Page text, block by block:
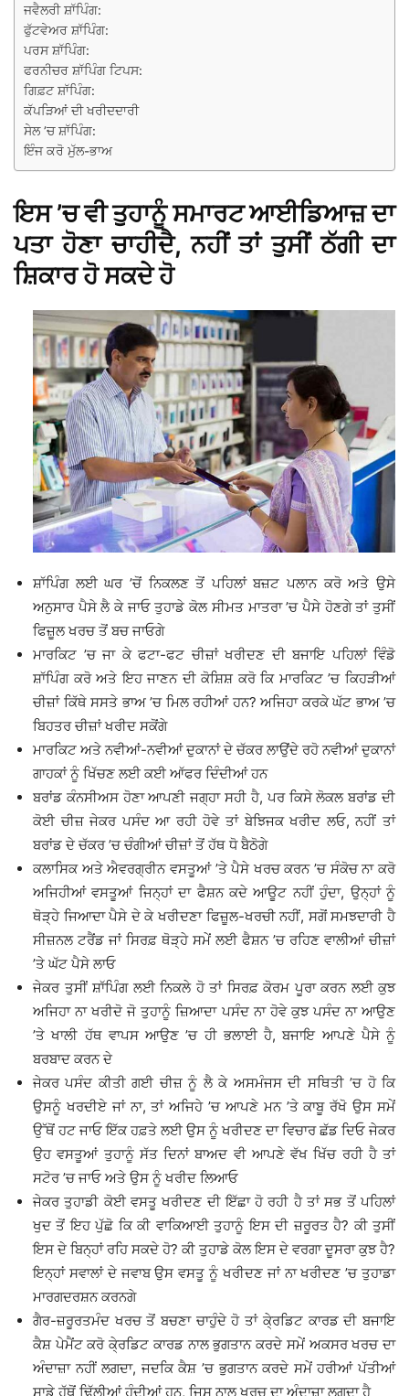
ਜਵੈਲਰੀ ਸ਼ਾੱਪਿੰਗ:
ਫੁੱਟਵੇਅਰ ਸ਼ਾੱਪਿੰਗ:
ਪਰਸ ਸ਼ਾੱਪਿੰਗ:
ਫਰਨੀਚਰ ਸ਼ਾੱਪਿੰਗ ਟਿਪਸ:
ਗਿਫ਼ਟ ਸ਼ਾੱਪਿੰਗ:
ਕੱਪੜਿਆਂ ਦੀ ਖਰੀਦਦਾਰੀ
ਸੇਲ ’ਚ ਸ਼ਾੱਪਿੰਗ:
ਇੰਜ ਕਰੋ ਮੁੱਲ-ਭਾਅ
ਇਸ ’ਚ ਵੀ ਤੁਹਾਨੂੰ ਸਮਾਰਟ ਆਈਡਿਆਜ਼ ਦਾ
ਪਤਾ ਹੋਣਾ ਚਾਹੀਦੈ, ਨਹੀਂ ਤਾਂ ਤੁਸੀਂ ਠੱਗੀ ਦਾ
ਸ਼ਿਕਾਰ ਹੋ ਸਕਦੇ ਹੋ
ਸ਼ਾੱਪਿੰਗ ਲਈ ਘਰ ’ਚੋਂ ਨਿਕਲਣ ਤੋਂ ਪਹਿਲਾਂ ਬਜ਼ਟ ਪਲਾਨ ਕਰੋ ਅਤੇ ਉਸੇ
ਅਨੁਸਾਰ ਪੈਸੇ ਲੈ ਕੇ ਜਾਓ ਤੁਹਾਡੇ ਕੋਲ ਸੀਮਤ ਮਾਤਰਾ ’ਚ ਪੈਸੇ ਹੋਣਗੇ ਤਾਂ ਤੁਸੀਂ
ਫਿਜ਼ੂਲ ਖਰਚ ਤੋਂ ਬਚ ਜਾਓਗੇ
ਮਾਰਕਿਟ ’ਚ ਜਾ ਕੇ ਫਟਾ-ਫਟ ਚੀਜ਼ਾਂ ਖਰੀਦਣ ਦੀ ਬਜਾਇ ਪਹਿਲਾਂ ਵਿੰਡੋ
ਸ਼ਾੱਪਿੰਗ ਕਰੋ ਅਤੇ ਇਹ ਜਾਣਨ ਦੀ ਕੋਸ਼ਿਸ਼ ਕਰੋ ਕਿ ਮਾਰਕਿਟ ’ਚ ਕਿਹੜੀਆਂ
ਚੀਜ਼ਾਂ ਕਿੱਥੇ ਸਸਤੇ ਭਾਅ ’ਚ ਮਿਲ ਰਹੀਆਂ ਹਨ? ਅਜਿਹਾ ਕਰਕੇ ਘੱਟ ਭਾਅ ’ਚ
ਬਿਹਤਰ ਚੀਜ਼ਾਂ ਖਰੀਦ ਸਕੋਂਗੇ
ਮਾਰਕਿਟ ਅਤੇ ਨਵੀਆਂ-ਨਵੀਆਂ ਦੁਕਾਨਾਂ ਦੇ ਚੱਕਰ ਲਾਉਂਦੇ ਰਹੋ ਨਵੀਆਂ ਦੁਕਾਨਾਂ
ਗਾਹਕਾਂ ਨੂੰ ਖਿੱਚਣ ਲਈ ਕਈ ਆੱਫਰ ਦਿੰਦੀਆਂ ਹਨ
ਬਰਾਂਡ ਕੰਨਸੀਅਸ ਹੋਣਾ ਆਪਣੀ ਜਗ੍ਹਾ ਸਹੀ ਹੈ, ਪਰ ਕਿਸੇ ਲੋਕਲ ਬਰਾਂਡ ਦੀ
ਕੋਈ ਚੀਜ਼ ਜੇਕਰ ਪਸੰਦ ਆ ਰਹੀ ਹੋਵੇ ਤਾਂ ਬੇਝਿਜਕ ਖਰੀਦ ਲਓ, ਨਹੀਂ ਤਾਂ
ਬਰਾਂਡ ਦੇ ਚੱਕਰ ’ਚ ਚੰਗੀਆਂ ਚੀਜ਼ਾਂ ਤੋਂ ਹੱਥ ਧੋ ਬੈਠੋਗੇ
ਕਲਾਸਿਕ ਅਤੇ ਐਵਰਗ੍ਰੀਨ ਵਸਤੂਆਂ ’ਤੇ ਪੈਸੇ ਖਰਚ ਕਰਨ ’ਚ ਸੰਕੋਚ ਨਾ ਕਰੋ
ਅਜਿਹੀਆਂ ਵਸਤੂਆਂ ਜਿਨ੍ਹਾਂ ਦਾ ਫੈਸ਼ਨ ਕਦੇ ਆਊਟ ਨਹੀਂ ਹੁੰਦਾ, ਉਨ੍ਹਾਂ ਨੂੰ
ਥੋੜ੍ਹੇ ਜਿਆਦਾ ਪੈਸੇ ਦੇ ਕੇ ਖਰੀਦਣਾ ਫਿਜ਼ੂਲ-ਖਰਚੀ ਨਹੀਂ, ਸਗੋਂ ਸਮਝਦਾਰੀ ਹੈ
ਸੀਜ਼ਨਲ ਟਰੈਂਡ ਜਾਂ ਸਿਰਫ਼ ਥੋੜ੍ਹੇ ਸਮੇਂ ਲਈ ਫੈਸ਼ਨ ’ਚ ਰਹਿਣ ਵਾਲੀਆਂ ਚੀਜ਼ਾਂ
’ਤੇ ਘੱਟ ਪੈਸੇ ਲਾਓ
ਜੇਕਰ ਤੁਸੀਂ ਸ਼ਾੱਪਿੰਗ ਲਈ ਨਿਕਲੇ ਹੋ ਤਾਂ ਸਿਰਫ਼ ਕੋਰਮ ਪੂਰਾ ਕਰਨ ਲਈ ਕੁਝ
ਅਜਿਹਾ ਨਾ ਖਰੀਦੋ ਜੋ ਤੁਹਾਨੂੰ ਜ਼ਿਆਦਾ ਪਸੰਦ ਨਾ ਹੋਵੇ ਕੁਝ ਪਸੰਦ ਨਾ ਆਉਣ
’ਤੇ ਖਾਲੀ ਹੱਥ ਵਾਪਸ ਆਉਣ ’ਚ ਹੀ ਭਲਾਈ ਹੈ, ਬਜਾਇ ਆਪਣੇ ਪੈਸੇ ਨੂੰ
ਬਰਬਾਦ ਕਰਨ ਦੇ
ਜੇਕਰ ਪਸੰਦ ਕੀਤੀ ਗਈ ਚੀਜ਼ ਨੂੰ ਲੈ ਕੇ ਅਸਮੰਜਸ ਦੀ ਸਥਿਤੀ ’ਚ ਹੋ ਕਿ
ਉਸਨੂੰ ਖਰਦੀਏ ਜਾਂ ਨਾ, ਤਾਂ ਅਜਿਹੇ ’ਚ ਆਪਣੇ ਮਨ ’ਤੇ ਕਾਬੂ ਰੱਖੋ ਉਸ ਸਮੇਂ
ਉੱਥੋਂ ਹਟ ਜਾਓ ਇੱਕ ਹਫ਼ਤੇ ਲਈ ਉਸ ਨੂੰ ਖਰੀਦਣ ਦਾ ਵਿਚਾਰ ਛੱਡ ਦਿਓ ਜੇਕਰ
ਉਹ ਵਸਤੂਆਂ ਤੁਹਾਨੂੰ ਸੱਤ ਦਿਨਾਂ ਬਾਅਦ ਵੀ ਆਪਣੇ ਵੱਖ ਖਿੱਚ ਰਹੀ ਹੈ ਤਾਂ
ਸਟੋਰ ’ਚ ਜਾਓ ਅਤੇ ਉਸ ਨੂੰ ਖਰੀਦ ਲਿਆਓ
ਜੇਕਰ ਤੁਹਾਡੀ ਕੋਈ ਵਸਤੂ ਖਰੀਦਣ ਦੀ ਇੱਛਾ ਹੋ ਰਹੀ ਹੈ ਤਾਂ ਸਭ ਤੋਂ ਪਹਿਲਾਂ
ਖੁਦ ਤੋਂ ਇਹ ਪੁੱਛੋ ਕਿ ਕੀ ਵਾਕਿਆਈ ਤੁਹਾਨੂੰ ਇਸ ਦੀ ਜ਼ਰੂਰਤ ਹੈ? ਕੀ ਤੁਸੀਂ
ਇਸ ਦੇ ਬਿਨ੍ਹਾਂ ਰਹਿ ਸਕਦੇ ਹੋ? ਕੀ ਤੁਹਾਡੇ ਕੋਲ ਇਸ ਦੇ ਵਰਗਾ ਦੂਸਰਾ ਕੁਝ ਹੈ?
ਇਨ੍ਹਾਂ ਸਵਾਲਾਂ ਦੇ ਜਵਾਬ ਉਸ ਵਸਤੂ ਨੂੰ ਖਰੀਦਣ ਜਾਂ ਨਾ ਖਰੀਦਣ ’ਚ ਤੁਹਾਡਾ
ਮਾਰਗਦਰਸ਼ਨ ਕਰਨਗੇ
ਗੈਰ-ਜ਼ਰੂਰਤਮੰਦ ਖਰਚ ਤੋਂ ਬਚਣਾ ਚਾਹੁੰਦੇ ਹੋ ਤਾਂ ਕੇ੍ਰਡਿਟ ਕਾਰਡ ਦੀ ਬਜਾਇ
ਕੈਸ਼ ਪੇਮੈਂਟ ਕਰੋ ਕੇ੍ਰਡਿਟ ਕਾਰਡ ਨਾਲ ਭੁਗਤਾਨ ਕਰਦੇ ਸਮੇਂ ਅਕਸਰ ਖਰਚ ਦਾ
ਅੰਦਾਜ਼ਾ ਨਹੀਂ ਲਗਦਾ, ਜਦਕਿ ਕੈਸ਼ ’ਚ ਭੁਗਤਾਨ ਕਰਦੇ ਸਮੇਂ ਹਰੀਆਂ ਪੱਤੀਆਂ
ਸਾਡੇ ਹੱਥੋਂ ਢਿੱਲੀਆਂ ਹੁੰਦੀਆਂ ਹਨ, ਜਿਸ ਨਾਲ ਖਰਚ ਦਾ ਅੰਦਾਜ਼ਾ ਲਗਦਾ ਹੈ